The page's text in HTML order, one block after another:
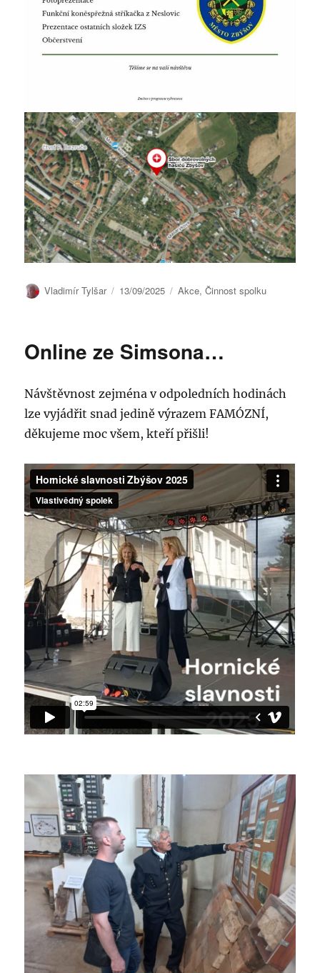
Autor:
Vladimír Tylšar Publikováno:
13/09/2025 Rubriky:
Akce,Činnost spolku
Online ze Simsona…
Návštěvnost zejména v odpoledních hodinách
lze vyjádřit snad jedině výrazem FAMÓZNÍ,
děkujeme moc všem, kteří přišli!